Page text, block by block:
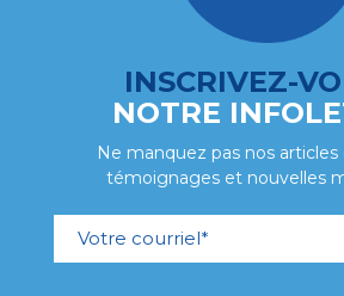
INSCRIVEZ-
NOTRE
Ne manquez pas nos articles
témoignages et nouvelles